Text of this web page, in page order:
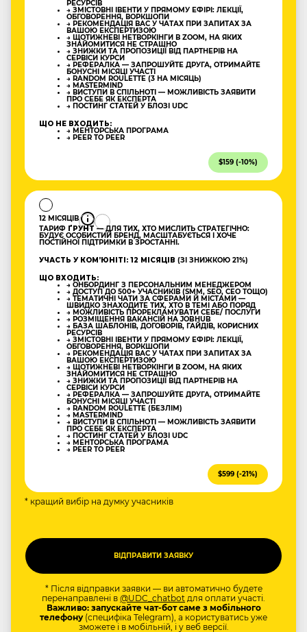
РЕСУРСІВ
→ ЗМІСТОВНІ ІВЕНТИ У ПРЯМОМУ ЕФІРІ: ЛЕКЦІЇ,
ОБГОВОРЕННЯ, ВОРКШОПИ
→ РЕКОМЕНДАЦІЯ ВАС У ЧАТАХ ПРИ ЗАПИТАХ ЗА
ВАШОЮ ЕКСПЕРТИЗОЮ
→ ЩОТИЖНЕВІ НЕТВОРКІНГИ В ZOOM, НА ЯКИХ
ЗНАЙОМИТИСЯ НЕ СТРАШНО
→ ЗНИЖКИ ТА ПРОПОЗИЦІЇ ВІД ПАРТНЕРІВ НА
СЕРВІСИ КУРСИ
→ РЕФЕРАЛКА — ЗАПРОШУЙТЕ ДРУГА, ОТРИМАЙТЕ
БОНУСНІ МІСЯЦІ УЧАСТІ
→ RANDOM ROULETTE (3 НА МІСЯЦЬ)
→ MASTERMIND
→ ВИСТУПИ В СПІЛЬНОТІ — МОЖЛИВІСТЬ ЗАЯВИТИ
ПРО СЕБЕ ЯК ЕКСПЕРТА
→ ПОСТИНГ СТАТЕЙ У БЛОЗІ UDC
ЩО НЕ ВХОДИТЬ:
→ МЕНТОРСЬКА ПРОГРАМА
→ PEER TO PEER
$159 (-10%)
12 МІСЯЦІВ
ТАРИФ ҐРУНТ — ДЛЯ ТИХ, ХТО МИСЛИТЬ СТРАТЕГІЧНО:
БУДУЄ ОСОБИСТИЙ БРЕНД, МАСШТАБУЄТЬСЯ І ХОЧЕ
ПОСТІЙНОЇ ПІДТРИМКИ В ЗРОСТАННІ.
УЧАСТЬ У КОМʼЮНІТІ: 12 МІСЯЦІВ (ЗІ ЗНИЖКОЮ 21%)
ЩО ВХОДИТЬ:
→ ОНБОРДИНГ З ПЕРСОНАЛЬНИМ МЕНЕДЖЕРОМ
→ ДОСТУП ДО 500+ УЧАСНИКІВ (SMM, SEO, CEO ТОЩО)
→ ТЕМАТИЧНІ ЧАТИ ЗА СФЕРАМИ Й МІСТАМИ —
ШВИДКО ЗНАХОДИТЕ ТИХ, ХТО В ТЕМІ АБО ПОРЯД
→ МОЖЛИВІСТЬ ПРОРЕКЛАМУВАТИ СЕБЕ/ ПОСЛУГИ
→ РОЗМІЩЕННЯ ВАКАНСІЙ НА JOBHUB
→ БАЗА ШАБЛОНІВ, ДОГОВОРІВ, ГАЙДІВ, КОРИСНИХ
РЕСУРСІВ
→ ЗМІСТОВНІ ІВЕНТИ У ПРЯМОМУ ЕФІРІ: ЛЕКЦІЇ,
ОБГОВОРЕННЯ, ВОРКШОПИ
→ РЕКОМЕНДАЦІЯ ВАС У ЧАТАХ ПРИ ЗАПИТАХ ЗА
ВАШОЮ ЕКСПЕРТИЗОЮ
→ ЩОТИЖНЕВІ НЕТВОРКІНГИ В ZOOM, НА ЯКИХ
ЗНАЙОМИТИСЯ НЕ СТРАШНО
→ ЗНИЖКИ ТА ПРОПОЗИЦІЇ ВІД ПАРТНЕРІВ НА
СЕРВІСИ КУРСИ
→ РЕФЕРАЛКА — ЗАПРОШУЙТЕ ДРУГА, ОТРИМАЙТЕ
БОНУСНІ МІСЯЦІ УЧАСТІ
→ RANDOM ROULETTE (БЕЗЛІМ)
→ MASTERMIND
→ ВИСТУПИ В СПІЛЬНОТІ — МОЖЛИВІСТЬ ЗАЯВИТИ
ПРО СЕБЕ ЯК ЕКСПЕРТА
→ ПОСТИНГ СТАТЕЙ У БЛОЗІ UDC
→ МЕНТОРСЬКА ПРОГРАМА
→ PEER TO PEER
$599 (-21%)
* кращий вибір на думку учасників
* Після відправки заявки — ви автоматично будете
перенаправлені в @UDC_chatbot для оплати участі.
Важливо: запускайте чат-бот саме з мобільного
телефону(специфіка Telegram), а користуватись уже
зможете і в мобільній, і у веб версії.